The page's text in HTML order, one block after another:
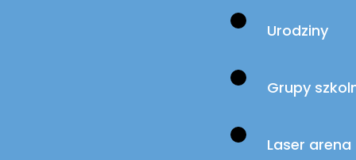
Urodziny
Grupy
Laser arena
ACTIVE